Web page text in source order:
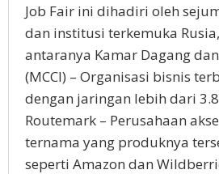
Job Fair ini dihadiri oleh
dan institusi terkemuka
antaranya Kamar Dagang
(MCCI) – Organisasi bisnis
dengan jaringan lebih dari
Routemark – Perusahaan
ternama yang produknya
seperti Amazon dan